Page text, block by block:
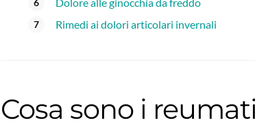
Rimedi ai dolori articolari invernali
Cosa sono i